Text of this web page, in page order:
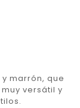
marrón, que
versátil y